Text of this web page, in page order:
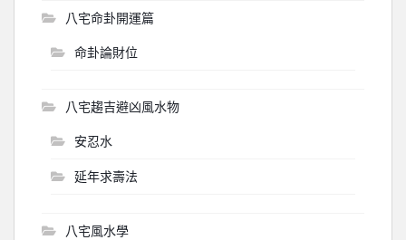
八宅命卦開運篇
命卦論財位
八宅趨吉避凶風水物
安忍水
延年求壽法
八宅風水學